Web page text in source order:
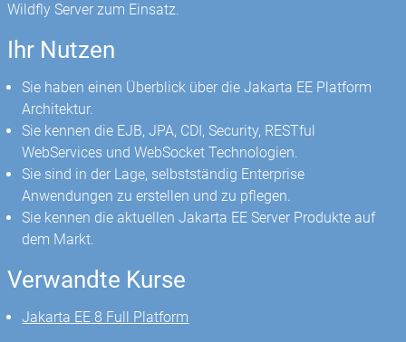
Wildfly Server zum Einsatz.
Ihr Nutzen
Sie haben einen Überblick über die Jakarta EE Platform
Architektur.
Sie kennen die EJB, JPA, CDI, Security, RESTful
WebServices und WebSocket Technologien.
Sie sind in der Lage, selbstständig Enterprise
Anwendungen zu erstellen und zu pflegen.
Sie kennen die aktuellen Jakarta EE Server Produkte auf
dem Markt.
Verwandte Kurse
Jakarta EE 8 Full Platform